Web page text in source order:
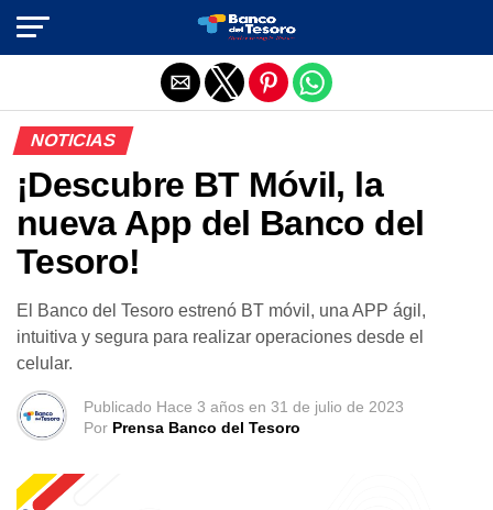
NOTICIAS
¡Descubre BT Móvil, la
nueva App del Banco del
Tesoro!
El Banco del Tesoro estrenó BT móvil, una APP ágil,
intuitiva y segura para realizar operaciones desde el
celular.
Publicado Hace 3 años en 31 de julio de 2023
Por Prensa Banco del Tesoro
Salir de la versión móvil